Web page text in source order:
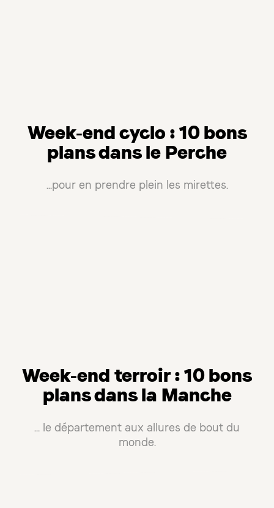
Week-end cyclo : 10 bons
plans dans le Perche
...pour en prendre plein les mirettes.
Week-end terroir : 10 bons
plans dans la Manche
... le département aux allures de bout du
monde.